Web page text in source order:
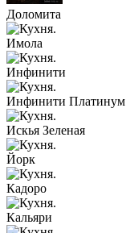
Доломита
Имола
Инфинити
Инфинити Платинум
Искья Зеленая
Йорк
Кадоро
Кальяри